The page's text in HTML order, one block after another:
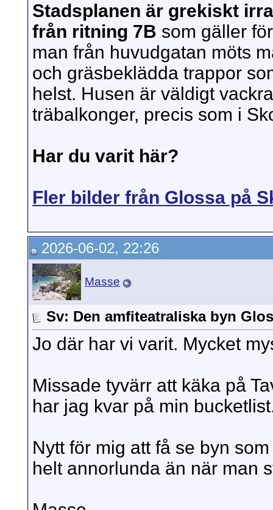
Stadsplanen är grekiskt
från ritning 7B som gäller
man från huvudgatan möts
och gräsbeklädda trappor
helst. Husen är väldigt
träbalkonger, precis som i
Har du varit här?
Fler bilder från Glossa på
2026-06-02, 22:26
Masse
Sv: Den amfiteatraliska byn
Jo där har vi varit. Mycket
Missade tyvärr att käka på
har jag kvar på min
Nytt för mig att få se byn
helt annorlunda än när man